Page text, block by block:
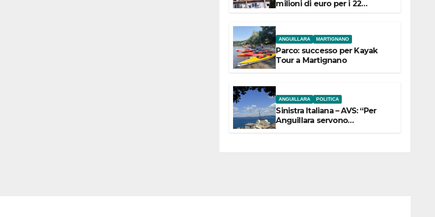
milioni di euro per i 22
ANGUILLARA MARTIGNANO
Parco: successo per Kayak
Tour a Martignano
ANGUILLARA POLITICA
Sinistra Italiana – AVS: “Per
Anguillara servono